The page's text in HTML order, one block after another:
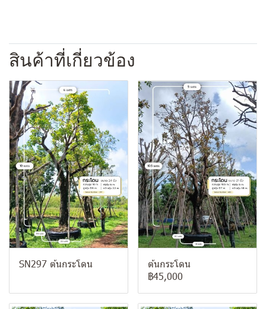
สินค้าที่เกี่ยวข้อง
SN297 ต้นกระโดน
ต้นกระโดน
฿45,000